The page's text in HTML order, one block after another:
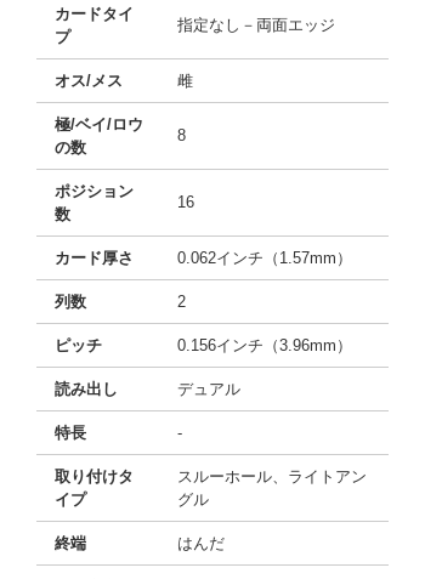
カードタイ
プ
指定なし－両面エッジ
オス/メス 雌
極/ベイ/ロウ
の数
8
ポジション
数
16
カード厚さ 0.062インチ（1.57mm）
列数 2
ピッチ 0.156インチ（3.96mm）
読み出し デュアル
特長 -
取り付けタ
イプ
スルーホール、ライトアン
グル
終端 はんだ